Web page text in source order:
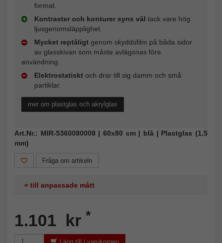
format.
Kontraster och konturer syns väl tack vare hög
ljusgenomsläpplighet.
Mycket reptåligt genom skyddsfilm på båda sidor
av glasskivan som måste avlägsnas före
användning.
Elektrostatiskt och drar till sig damm och små
partiklar.
mer om plastglas och akrylglas
Art.Nr.: MIR-5360080008 | 60x80 cm | blå | Plastglas (1,5
mm)
Fråga om artikeln
» till anpassade mått
1.101 kr *